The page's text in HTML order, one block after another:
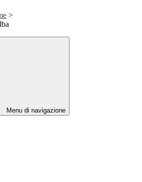
>
Menu di navigazione